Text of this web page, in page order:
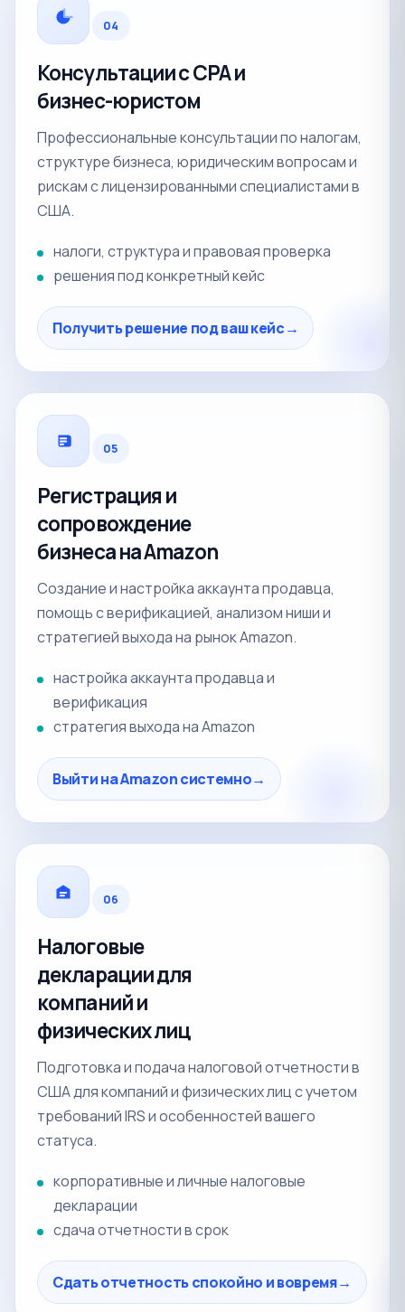
04
Консультации с CPA и
бизнес-юристом
Профессиональные консультации по налогам,
структуре бизнеса, юридическим вопросам и
рискам с лицензированными специалистами в
США.
налоги, структура и правовая проверка
решения под конкретный кейс
Получить решение под ваш кейс→
05
Регистрация и
сопровождение
бизнеса на Amazon
Создание и настройка аккаунта продавца,
помощь с верификацией, анализом ниши и
стратегией выхода на рынок Amazon.
настройка аккаунта продавца и
верификация
стратегия выхода на Amazon
Выйти на Amazon системно→
06
Налоговые
декларации для
компаний и
физических лиц
Подготовка и подача налоговой отчетности в
США для компаний и физических лиц с учетом
требований IRS и особенностей вашего
статуса.
корпоративные и личные налоговые
декларации
сдача отчетности в срок
Сдать отчетность спокойно и вовремя→